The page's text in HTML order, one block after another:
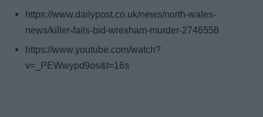
https://www.dailypost.co.uk/news/north-wales-
news/killer-fails-bid-wrexham-murder-2746558
https://www.youtube.com/watch?
v=_PEWwypd9os&t=16s